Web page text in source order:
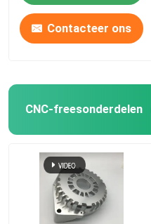
De Componenten van
Contacteer ons
CNC-freesonderdelen